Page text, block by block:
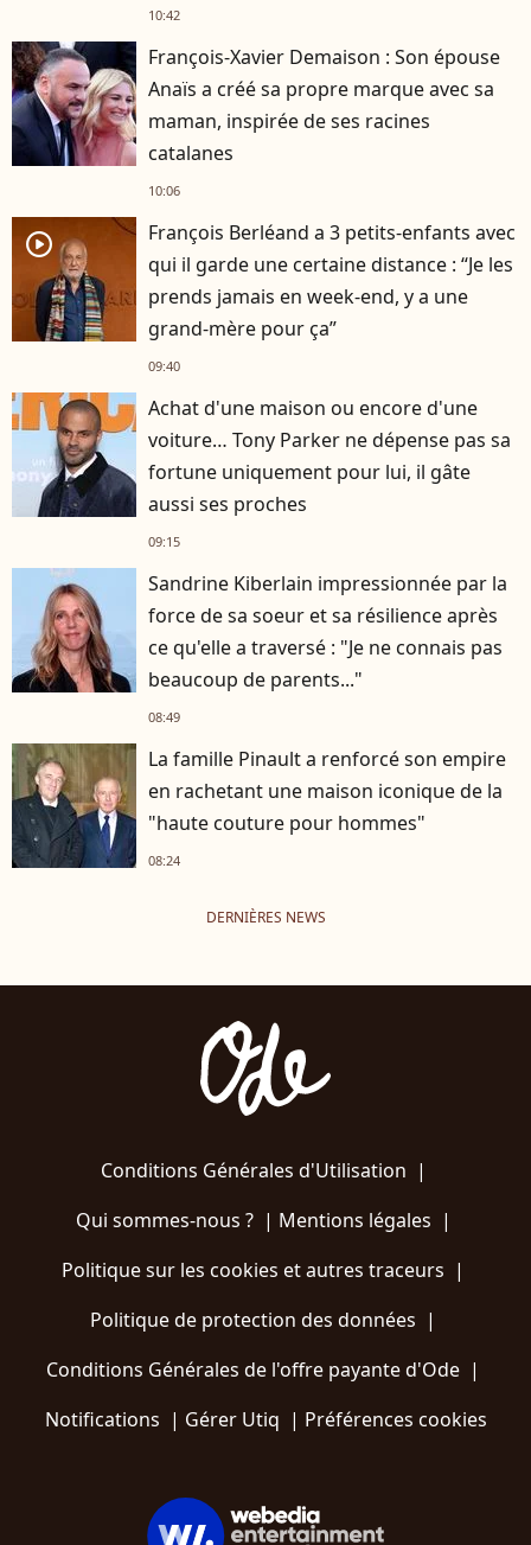
10:42
François-Xavier Demaison : Son épouse
Anaïs a créé sa propre marque avec sa
maman, inspirée de ses racines
catalanes
10:06
player2
François Berléand a 3 petits-enfants avec
qui il garde une certaine distance : “Je les
prends jamais en week-end, y a une
grand-mère pour ça”
09:40
Achat d'une maison ou encore d'une
voiture… Tony Parker ne dépense pas sa
fortune uniquement pour lui, il gâte
aussi ses proches
09:15
Sandrine Kiberlain impressionnée par la
force de sa soeur et sa résilience après
ce qu'elle a traversé : "Je ne connais pas
beaucoup de parents..."
08:49
La famille Pinault a renforcé son empire
en rachetant une maison iconique de la
"haute couture pour hommes"
08:24
DERNIÈRES NEWS
Conditions Générales d'Utilisation |
Qui sommes-nous ?| Mentions légales |
Politique sur les cookies et autres traceurs |
Politique de protection des données |
Conditions Générales de l'offre payante d'Ode |
Notifications | Gérer Utiq | Préférences cookies